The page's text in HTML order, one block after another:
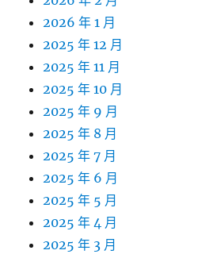
2026 年 1 月
2025 年 12 月
2025 年 11 月
2025 年 10 月
2025 年 9 月
2025 年 8 月
2025 年 7 月
2025 年 6 月
2025 年 5 月
2025 年 4 月
2025 年 3 月